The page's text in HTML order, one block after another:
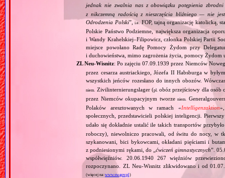
jednak nie zwalnia nas z obowiązku potępienia
z nikczemną radością z nieszczęścia bliźniego — nie
Odrodzenia Polski”,i.e.FOP, tajną organizację katolicką,
Polskie Państwo Podziemne, największa organizacja
i Wandy Krahelskiej–Filipowicz, członka Polskiej Partii
miejsce powołano Radę Pomocy Żydom przy
i duchowieństwa, mimo zagrożenia życia, pomocy Żydom
ZL Neu‐Wisnitz: Po zajęciu 07.09.1939 przez Niemców
przez cesarza austriackiego, Józefa II Habsburga w
wszystkich jeńców rozesłano do innych obozów.
niem. Zivilinternierungslager (pl. obóz przejściowy dla osób
przez Niemców okupacyjnym tworzeniem.
Polaków aresztowanych w ramach «Intelligenzaktion
społecznych, przedstawicieli polskiej inteligencji.
udało się dokładnie ustalić ile takich transportów
roboczy), niewolniczo pracowali, od świtu do nocy, w
szykanowani, bici bykowcami, okładani pięściami i
z podniesionymi rękami, do „ ćwiczeń gimnastycznych”.
współwięźniów. 20.06.1940 267 więźniów
rozpoczynano. ZL Neu‐Wisnitz zlikwidowano i od
(więcej na:www.sw.gov.pl)